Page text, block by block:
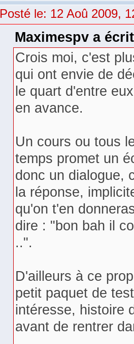
Posté le: 12 Aoû 2009,
Maximespv a
Crois moi, c'est
qui ont envie de
le quart d'entre
en avance.
Un cours ou tous
temps promet un
donc un dialogue,
la réponse,
qu'on t'en
dire : "bon bah il
..".
D'ailleurs à ce
petit paquet de
intéresse, histoire
avant de rentrer